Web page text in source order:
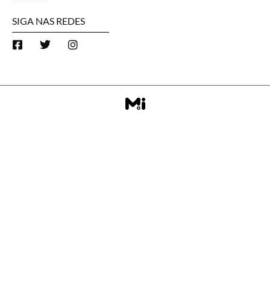
SIGA NAS REDES